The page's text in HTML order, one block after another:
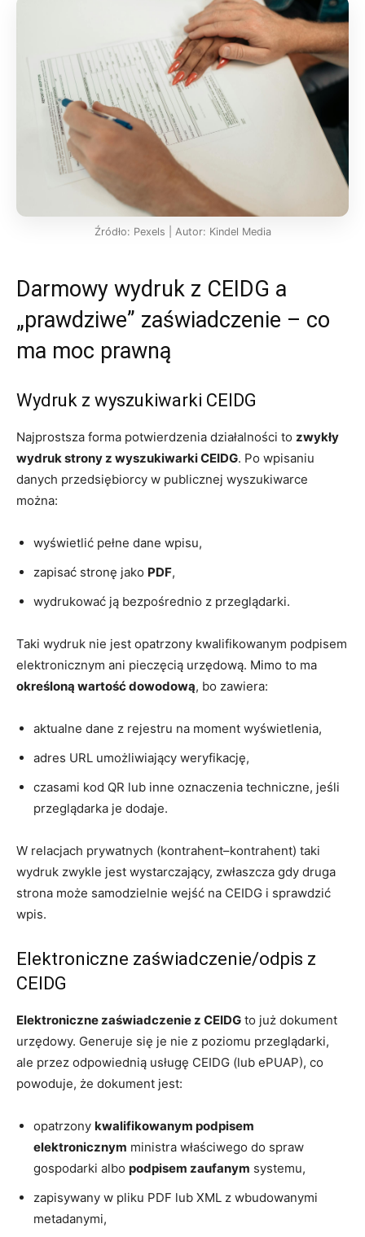
Źródło: Pexels | Autor: Kindel Media
Darmowy wydruk z CEIDG a
„prawdziwe” zaświadczenie – co
ma moc prawną
Wydruk z wyszukiwarki CEIDG
Najprostsza forma potwierdzenia działalności to zwykły
wydruk strony z wyszukiwarki CEIDG. Po wpisaniu
danych przedsiębiorcy w publicznej wyszukiwarce
można:
wyświetlić pełne dane wpisu,
zapisać stronę jako PDF,
wydrukować ją bezpośrednio z przeglądarki.
Taki wydruk nie jest opatrzony kwalifikowanym podpisem
elektronicznym ani pieczęcią urzędową. Mimo to ma
określoną wartość dowodową, bo zawiera:
aktualne dane z rejestru na moment wyświetlenia,
adres URL umożliwiający weryfikację,
czasami kod QR lub inne oznaczenia techniczne, jeśli
przeglądarka je dodaje.
W relacjach prywatnych (kontrahent–kontrahent) taki
wydruk zwykle jest wystarczający, zwłaszcza gdy druga
strona może samodzielnie wejść na CEIDG i sprawdzić
wpis.
Elektroniczne zaświadczenie/odpis z
CEIDG
Elektroniczne zaświadczenie z CEIDG to już dokument
urzędowy. Generuje się je nie z poziomu przeglądarki,
ale przez odpowiednią usługę CEIDG (lub ePUAP), co
powoduje, że dokument jest:
opatrzony kwalifikowanym podpisem
elektronicznym ministra właściwego do spraw
gospodarki albo podpisem zaufanym systemu,
zapisywany w pliku PDF lub XML z wbudowanymi
metadanymi,